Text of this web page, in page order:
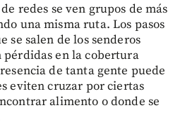
redes se ven grupos de más
una misma ruta. Los pasos
se salen de los senderos
en la cobertura
de tanta gente puede
eviten cruzar por ciertas
alimento o donde se